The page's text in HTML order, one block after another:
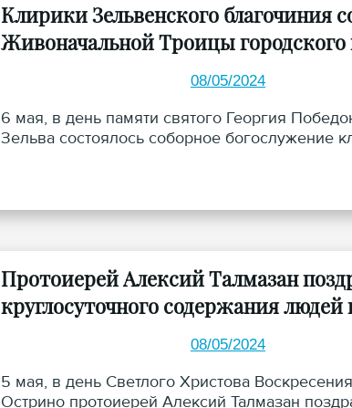
Клирики Зельвенского благочиния
Живоначальной Троицы городского
08/05/2024
6 мая, в день памяти святого Георгия
Зельва состоялось соборное богослужение
Протоиерей Алексий Талмазан
круглосуточного содержания людей
08/05/2024
5 мая, в день Светлого Христова
Острино протоиерей Алексий Талмазан